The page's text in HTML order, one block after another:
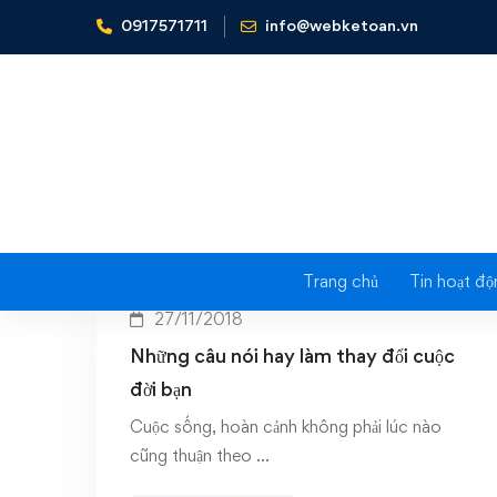
0917571711 info@webketoan.vn
Trang chủ Tin hoạt
Home câu nói hay
27/11/2018
Những câu nói hay làm thay đổi cuộc
đời bạn
Cuộc sống, hoàn cảnh không phải lúc nào
cũng thuận theo …